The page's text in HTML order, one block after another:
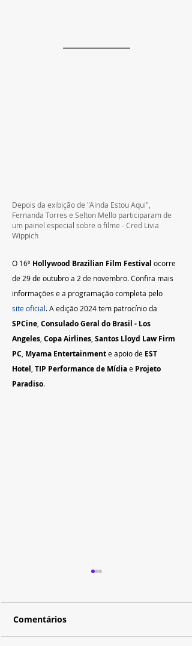
Depois da exibição de "Ainda Estou Aqui",
Fernanda Torres e Selton Mello participaram de
um painel especial sobre o filme - Cred Livia
Wippich
O 16º Hollywood Brazilian Film Festival ocorre
de 29 de outubro a 2 de novembro. Confira mais
informações e a programação completa pelo
site oficial. A edição 2024 tem patrocínio da
SPCine Consulado Geral do Brasil - Los
Angeles Copa Airlines Santos Lloyd Law Firm
PC Myama Entertainment e apoio de EST
Hotel TIP Performance de Mídia e Projeto
Paradiso.
Comentários